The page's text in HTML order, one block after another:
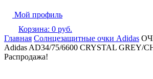
Мой профиль
Корзина: 0 руб.
Главная Солнцезащитные очки Adidas
Adidas AD34/75/6600 CRYSTAL GREY/
Распродажа!